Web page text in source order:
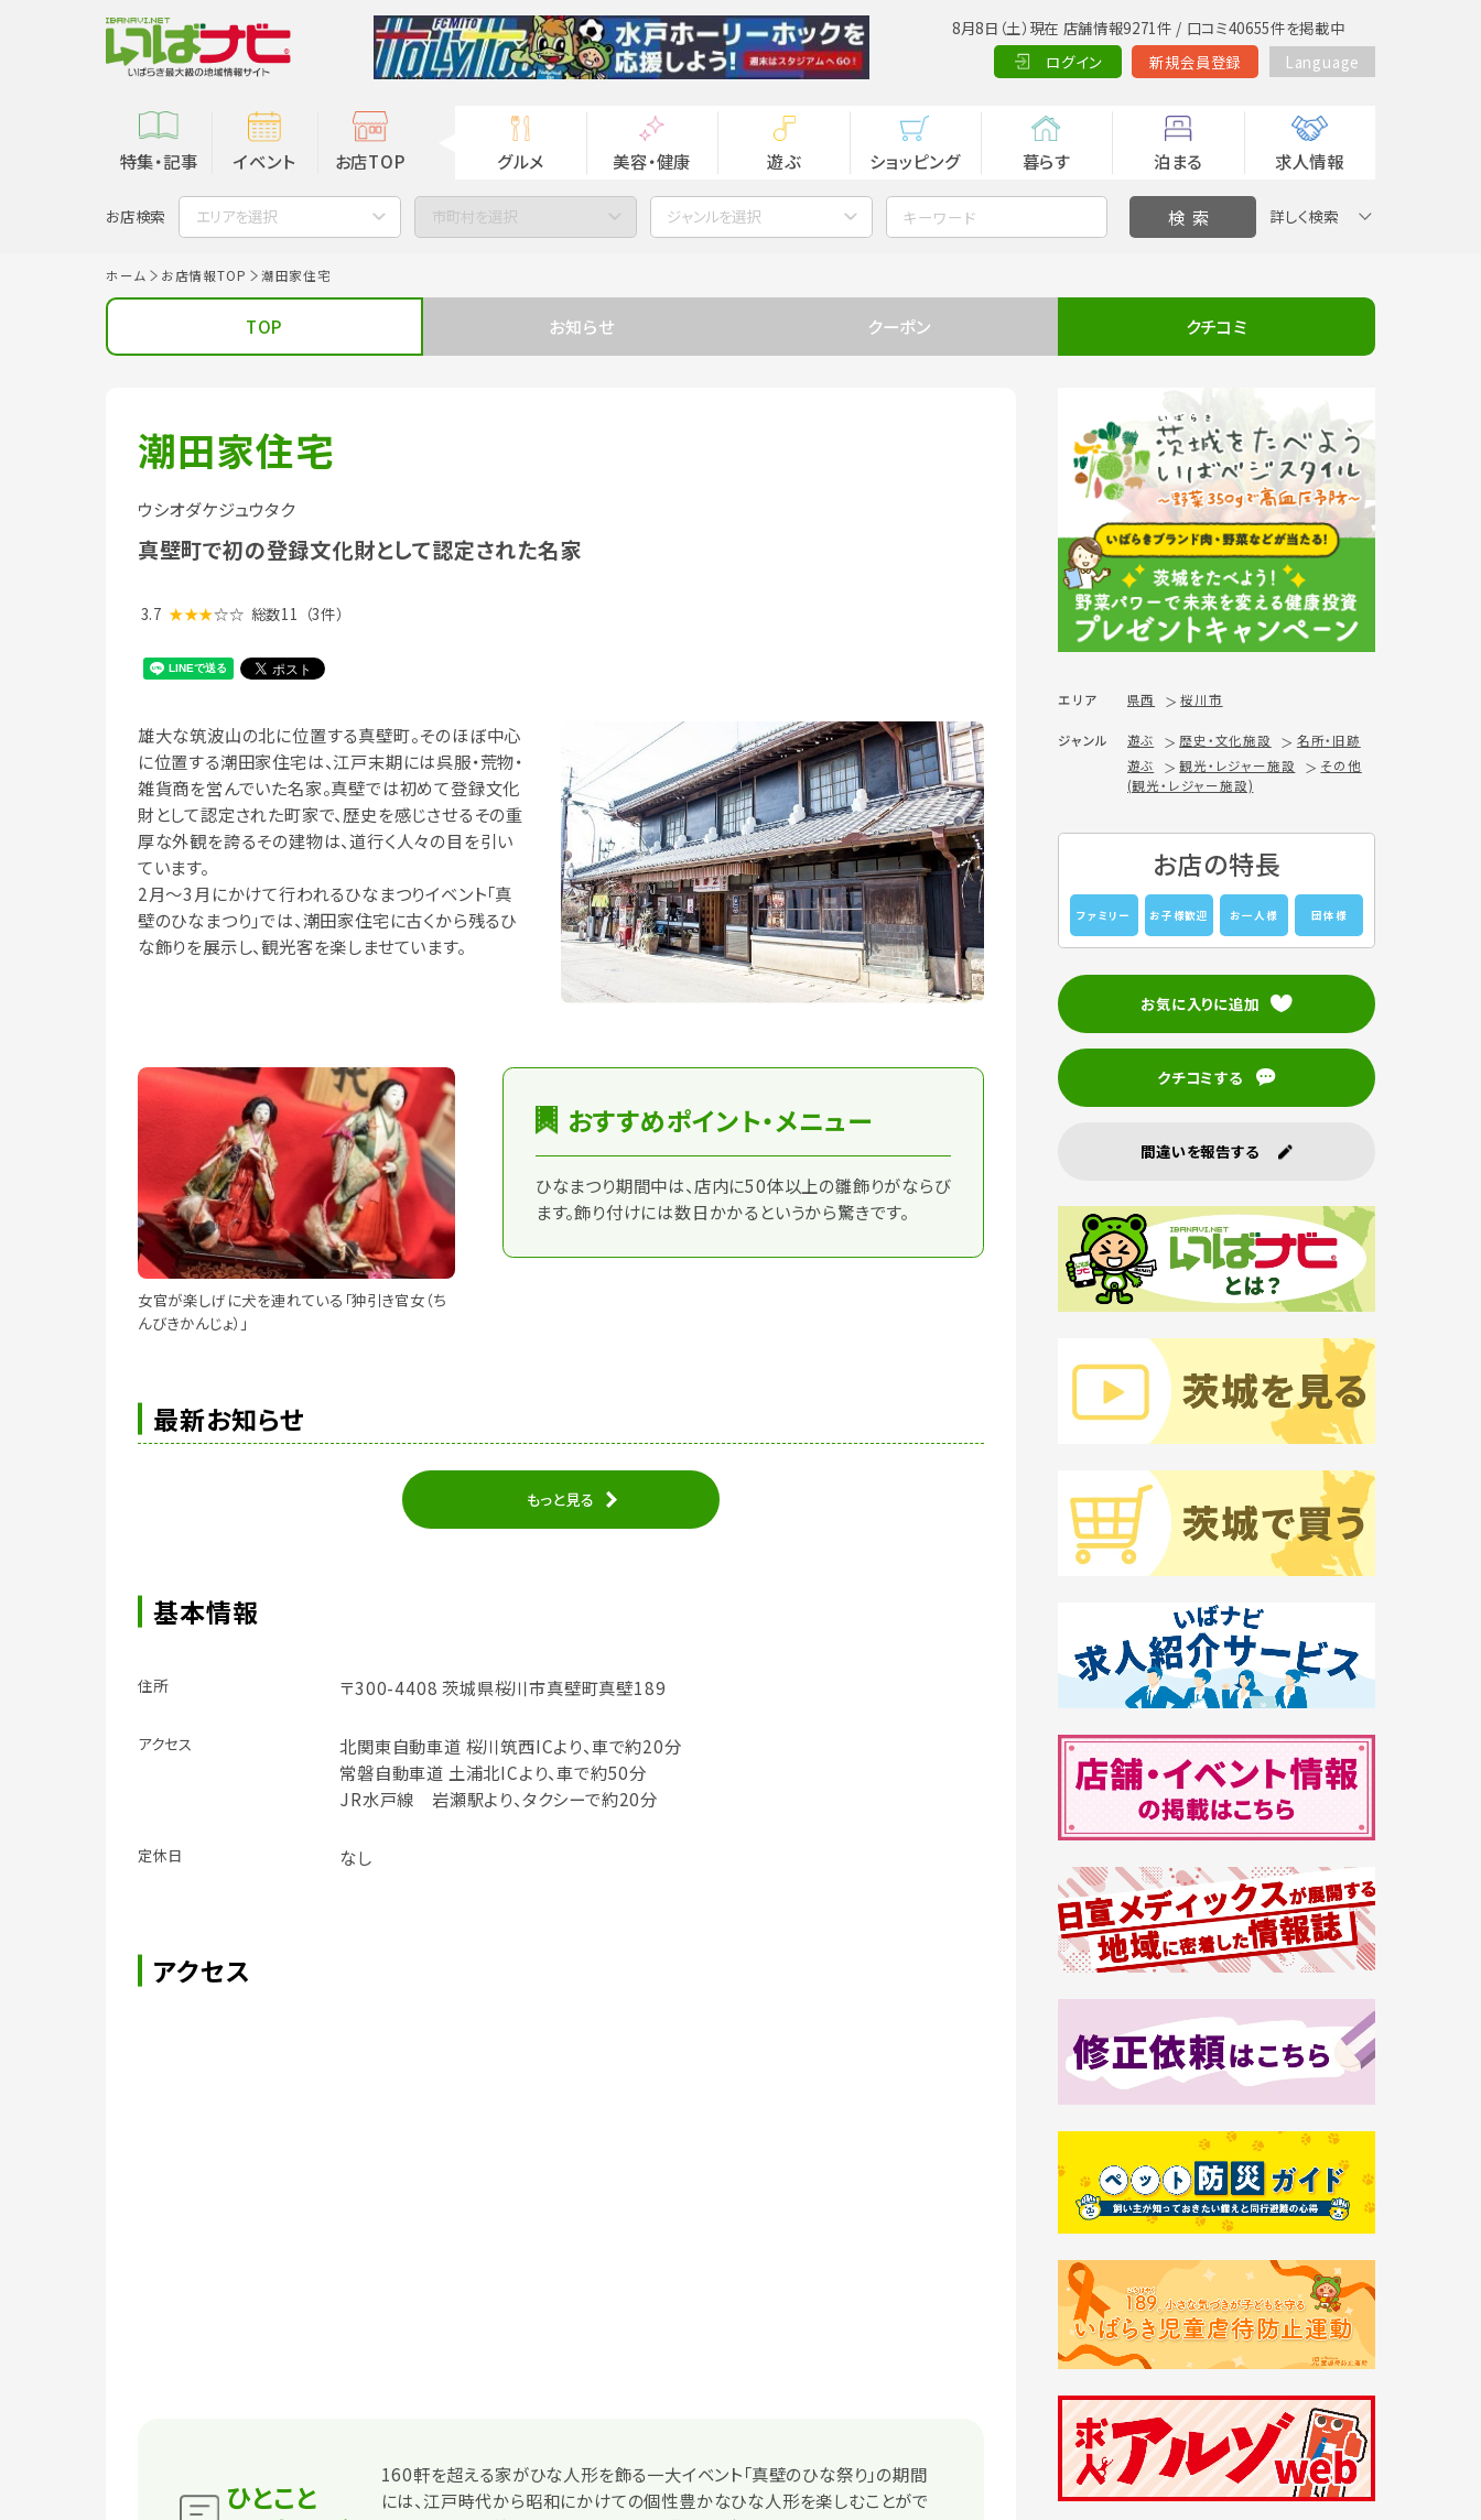
8月8日（土）現在 店舗情報9271件 / 口コミ40655件を掲載中
ログイン
新規会員登録 Language
特集・記事 イベント お店TOP グルメ 美容・健康 遊ぶ ショッピング 暮らす 泊まる 求人情報
お店検索 エリアを選択 市町村を選択 ジャンルを選択 詳しく検索
ホーム お店情報TOP 潮田家住宅
TOP お知らせ クーポン クチコミ
潮田家住宅
ウシオダケジュウタク
真壁町で初の登録文化財として認定された名家
3.7 ★★★☆☆ 総数11 （3件）
雄大な筑波山の北に位置する真壁町。そのほぼ中心
に位置する潮田家住宅は、江戸末期には呉服・荒物・
雑貨商を営んでいた名家。真壁では初めて登録文化
財として認定された町家で、歴史を感じさせるその重
厚な外観を誇るその建物は、道行く人々の目を引い
ています。
2月～3月にかけて行われるひなまつりイベント「真
壁のひなまつり」では、潮田家住宅に古くから残るひ
な飾りを展示し、観光客を楽しませています。
女官が楽しげに犬を連れている「狆引き官女（ち
んびきかんじょ）」
おすすめポイント・メニュー
ひなまつり期間中は、店内に50体以上の雛飾りがならび
ます。飾り付けには数日かかるというから驚きです。
最新お知らせ
もっと見る
基本情報
住所 〒300-4408 茨城県桜川市真壁町真壁189
アクセス
北関東自動車道 桜川筑西ICより、車で約20分
常磐自動車道 土浦北ICより、車で約50分
JR水戸線 岩瀬駅より、タクシーで約20分
定休日 なし
アクセス
ひとこと
160軒を超える家がひな人形を飾る一大イベント「真壁のひな祭り」の期間
には、江戸時代から昭和にかけての個性豊かなひな人形を楽しむことがで
エリア 県西 桜川市
ジャンル 遊ぶ 歴史・文化施設
名所・旧跡
遊ぶ
観光・レジャー施設
その他
(観光・レジャー施設)
お店の特長
ファミリー お子様歓迎 お一人様 団体様
お気に入りに追加
クチコミする
間違いを報告する